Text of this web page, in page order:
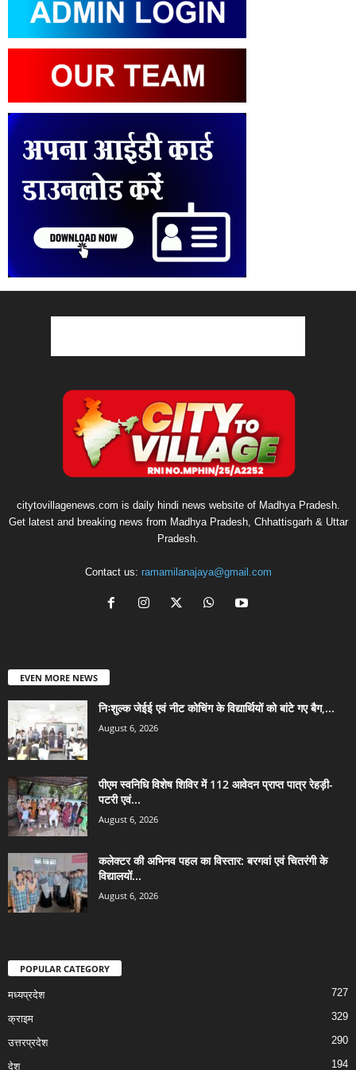
citytovillagenews.com is daily hindi news website of Madhya Pradesh.
Get latest and breaking news from Madhya Pradesh, Chhattisgarh & Uttar
Pradesh.
Contact us: ramamilanajaya@gmail.com
EVEN MORE NEWS
निःशुल्क जेईई एवं नीट कोचिंग के विद्यार्थियों को बांटे गए बैग,...
August 6, 2026
पीएम स्वनिधि विशेष शिविर में 112 आवेदन प्राप्त पात्र रेहड़ी-
पटरी एवं...
August 6, 2026
कलेक्टर की अभिनव पहल का विस्तार: बरगवां एवं चितरंगी के
विद्यालयों...
August 6, 2026
POPULAR CATEGORY
मध्यप्रदेश 727
क्राइम 329
उत्तरप्रदेश 290
देश 194